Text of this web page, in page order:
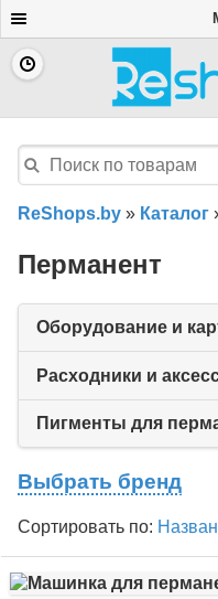
ReShops.by » Каталог
Перманент
Оборудование и
Расходники и
Пигменты для
Выбрать бренд
Сортировать по: